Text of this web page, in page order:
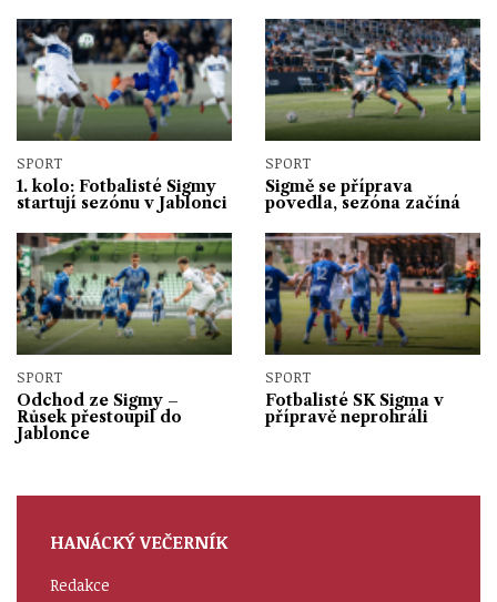
SPORT
1. kolo: Fotbalisté Sigmy
startují sezónu v Jablonci
SPORT
Sigmě se příprava
povedla, sezóna začíná
SPORT
Odchod ze Sigmy –
Růsek přestoupil do
Jablonce
SPORT
Fotbalisté SK Sigma v
přípravě neprohráli
HANÁCKÝ VEČERNÍK
Redakce